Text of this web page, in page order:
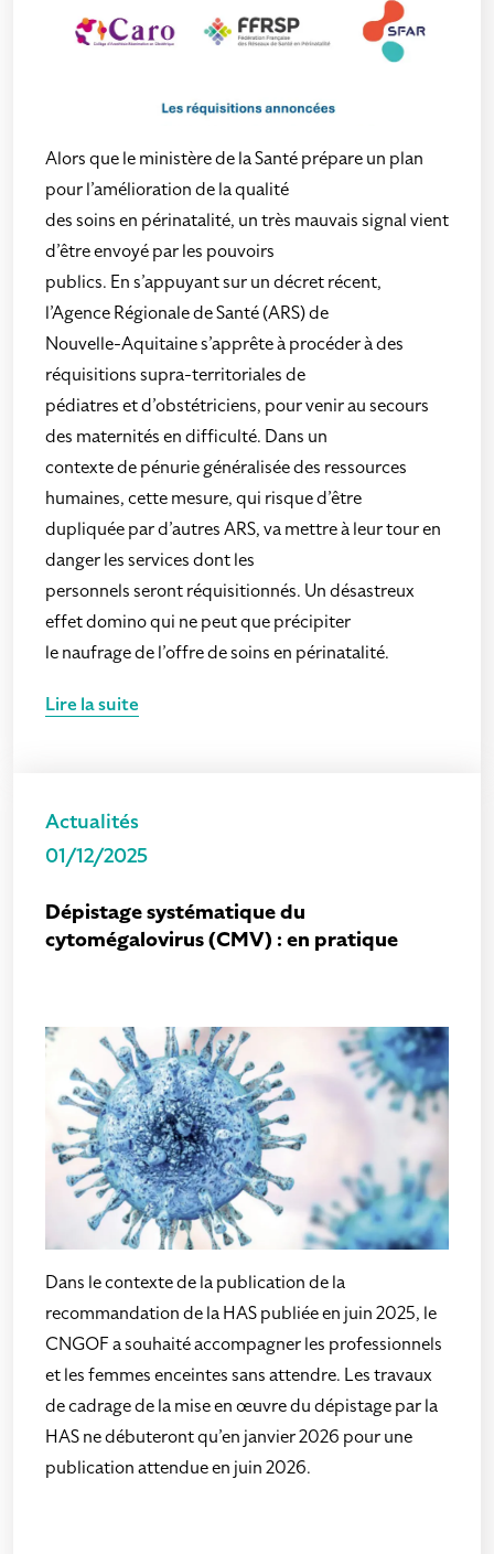
Alors que le ministère de la Santé prépare un plan
pour l’amélioration de la qualité
des soins en périnatalité, un très mauvais signal vient
d’être envoyé par les pouvoirs
publics. En s’appuyant sur un décret récent,
l’Agence Régionale de Santé (ARS) de
Nouvelle-Aquitaine s’apprête à procéder à des
réquisitions supra-territoriales de
pédiatres et d’obstétriciens, pour venir au secours
des maternités en difficulté. Dans un
contexte de pénurie généralisée des ressources
humaines, cette mesure, qui risque d’être
dupliquée par d’autres ARS, va mettre à leur tour en
danger les services dont les
personnels seront réquisitionnés. Un désastreux
effet domino qui ne peut que précipiter
le naufrage de l’offre de soins en périnatalité.
Lire la suite
Actualités
01/12/2025
Dépistage systématique du
cytomégalovirus (CMV) : en pratique
Dans le contexte de la publication de la
recommandation de la HAS publiée en juin 2025, le
CNGOF a souhaité accompagner les professionnels
et les femmes enceintes sans attendre. Les travaux
de cadrage de la mise en œuvre du dépistage par la
HAS ne débuteront qu’en janvier 2026 pour une
publication attendue en juin 2026.